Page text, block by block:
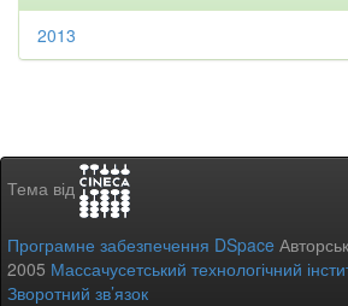
2013
Тема від
Програмне забезпечення DSpace
2005 Массачусетський технологічний
Зворотний зв’язок